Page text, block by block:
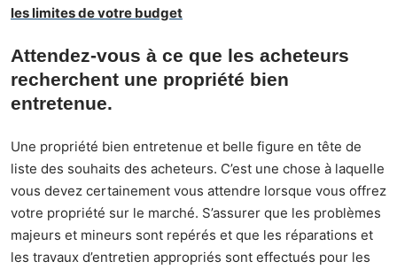
les limites de votre budget
Attendez-vous à ce que les acheteurs
recherchent une propriété bien
entretenue.
Une propriété bien entretenue et belle figure en tête de
liste des souhaits des acheteurs. C’est une chose à laquelle
vous devez certainement vous attendre lorsque vous offrez
votre propriété sur le marché. S’assurer que les problèmes
majeurs et mineurs sont repérés et que les réparations et
les travaux d’entretien appropriés sont effectués pour les